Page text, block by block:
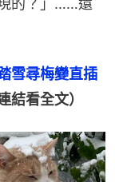
雪尋梅變直插
結看全文）